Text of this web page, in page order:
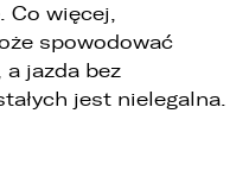
Co więcej,
spowodować
jazda bez
jest nielegalna.
Danych -
Klienta: 801